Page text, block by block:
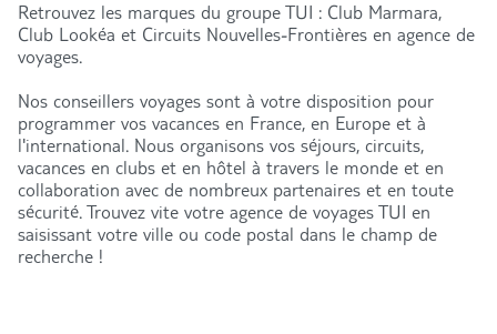
Retrouvez les marques du groupe TUI : Club Marmara,
Club Lookéa et Circuits Nouvelles-Frontières en agence de
voyages.
Nos conseillers voyages sont à votre disposition pour
programmer vos vacances en France, en Europe et à
l'international. Nous organisons vos séjours, circuits,
vacances en clubs et en hôtel à travers le monde et en
collaboration avec de nombreux partenaires et en toute
sécurité. Trouvez vite votre agence de voyages TUI en
saisissant votre ville ou code postal dans le champ de
recherche !